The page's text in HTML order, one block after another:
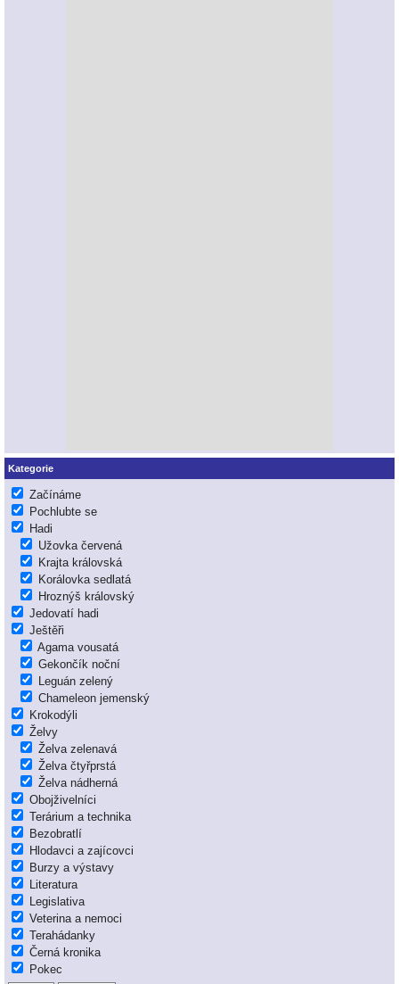
Kategorie
Začínáme
Pochlubte se
Hadi
Užovka červená
Krajta královská
Korálovka sedlatá
Hroznýš královský
Jedovatí hadi
Ještěři
Agama vousatá
Gekončík noční
Leguán zelený
Chameleon jemenský
Krokodýli
Želvy
Želva zelenavá
Želva čtyřprstá
Želva nádherná
Obojživelníci
Terárium a technika
Bezobratlí
Hlodavci a zajícovci
Burzy a výstavy
Literatura
Legislativa
Veterina a nemoci
Terahádanky
Černá kronika
Pokec